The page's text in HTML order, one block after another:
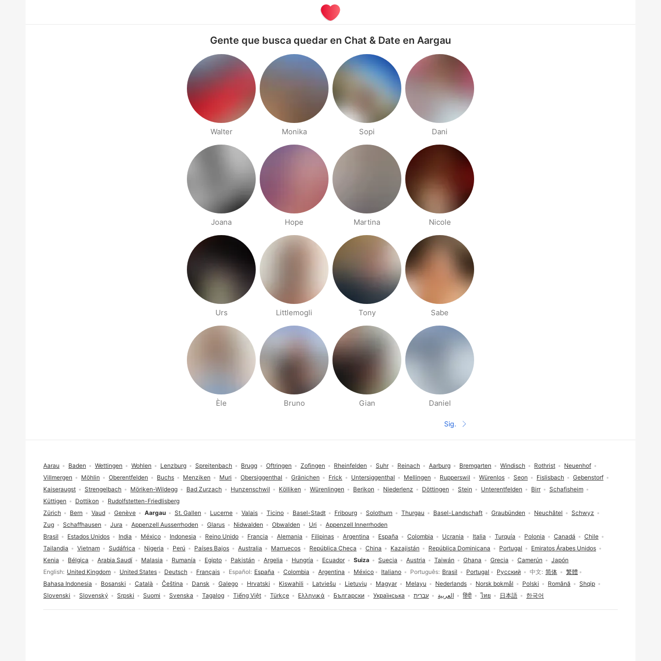
Gente que busca quedar en Chat & Date en Aargau
Walter Monika Sopi Dani
Joana Hope Martina Nicole
Urs Littlemogli Tony Sabe
Èle Bruno Gian Daniel
Siguiente página
Sig.
Selección de idioma
English United Kingdom United States Deutsch Français Español España Colombia Argentina México Italiano Português Brasil Portugal Русский 中文 简体
繁體
Bahasa Indonesia
Bosanski Català Čeština Dansk Galego Hrvatski Kiswahili Latviešu Lietuvių Magyar Melayu Nederlands Norsk bokmål Polski Română
Shqip
Slovenski
Slovenský Srpski Suomi Svenska Tagalog Tiếng Việt Türkçe Ελληνικά Български Українська עברית العربية हिंदी ไทย 日本語 한국어
Brasil Estados Unidos India México Indonesia Reino Unido Francia Alemania Filipinas Argentina España Colombia Ucrania Italia Turquía Polonia Canadá
Chile
Tailandia
Vietnam Sudáfrica Nigeria Perú Países Bajos Australia Marruecos República Checa China Kazajistán República Dominicana Portugal
Emiratos Árabes Unidos
Kenia
Bélgica Arabia Saudí Malasia Rumanía Egipto Pakistán Argelia Hungría Ecuador Suiza Suecia Austria Taiwán Ghana Grecia Camerún Japón
Zürich Bern Vaud Genève Aargau St. Gallen Lucerne Valais Ticino Basel-Stadt Fribourg Solothurn Thurgau Basel-Landschaft Graubünden Neuchâtel
Schwyz
Zug
Schaffhausen Jura Appenzell Ausserrhoden Glarus Nidwalden Obwalden Uri Appenzell Innerrhoden
Aarau Baden Wettingen Wohlen Lenzburg Spreitenbach Brugg Oftringen Zofingen Rheinfelden Suhr Reinach Aarburg Bremgarten Windisch Rothrist
Neuenhof
Villmergen
Möhlin Oberentfelden Buchs Menziken Muri Obersiggenthal Gränichen Frick Untersiggenthal Mellingen Rupperswil Würenlos Seon Fislisbach
Gebenstorf
Kaiseraugst
Strengelbach Möriken-Wildegg Bad Zurzach Hunzenschwil Kölliken Würenlingen Berikon Niederlenz Döttingen Stein Unterentfelden Birr
Schafisheim
Küttigen
Dottikon Rudolfstetten-Friedlisberg